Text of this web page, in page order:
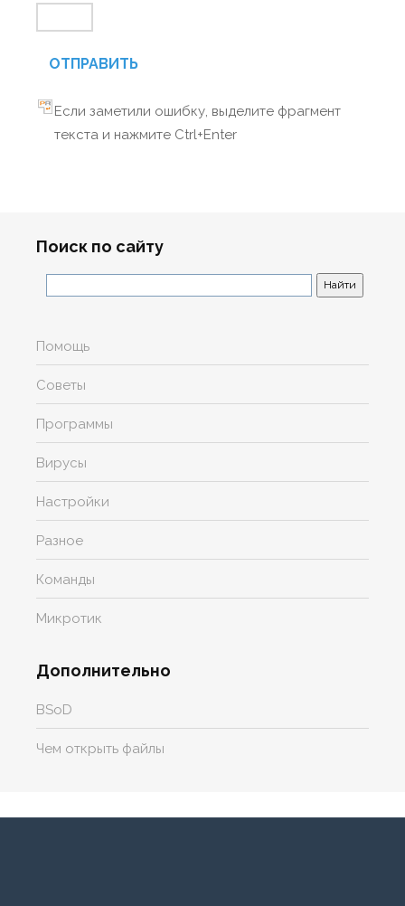
ОТПРАВИТЬ
Если заметили ошибку, выделите фрагмент
текста и нажмите Ctrl+Enter
Поиск по сайту
Помощь
Советы
Программы
Вирусы
Настройки
Разное
Команды
Микротик
Дополнительно
BSoD
Чем открыть файлы